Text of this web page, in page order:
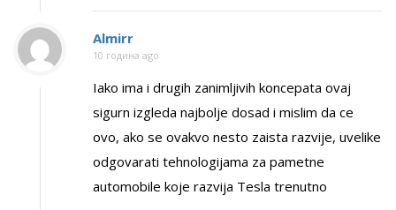
Almirr
10 година ago
Iako ima i drugih zanimljivih koncepata ovaj
sigurn izgleda najbolje dosad i mislim da ce
ovo, ako se ovakvo nesto zaista razvije, uvelike
odgovarati tehnologijama za pametne
automobile koje razvija Tesla trenutno